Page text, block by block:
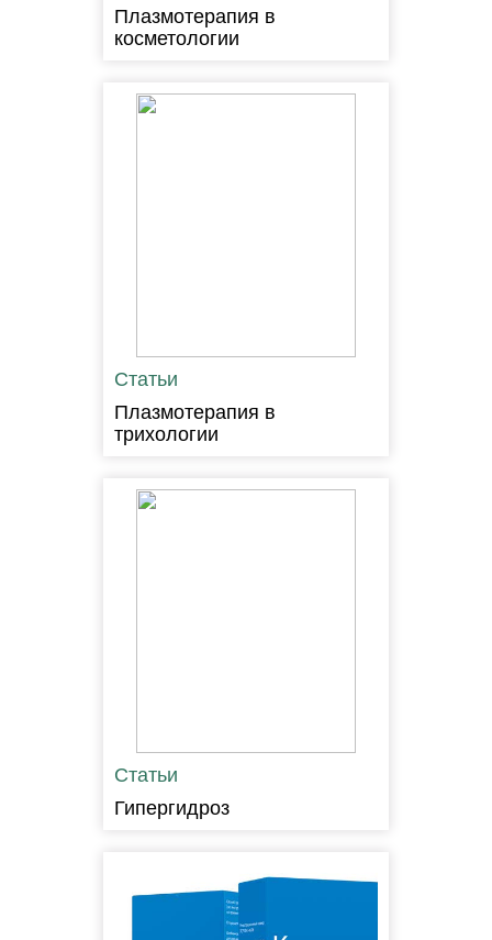
Плазмотерапия в
косметологии
Статьи
Плазмотерапия в
трихологии
Статьи
Гипергидроз